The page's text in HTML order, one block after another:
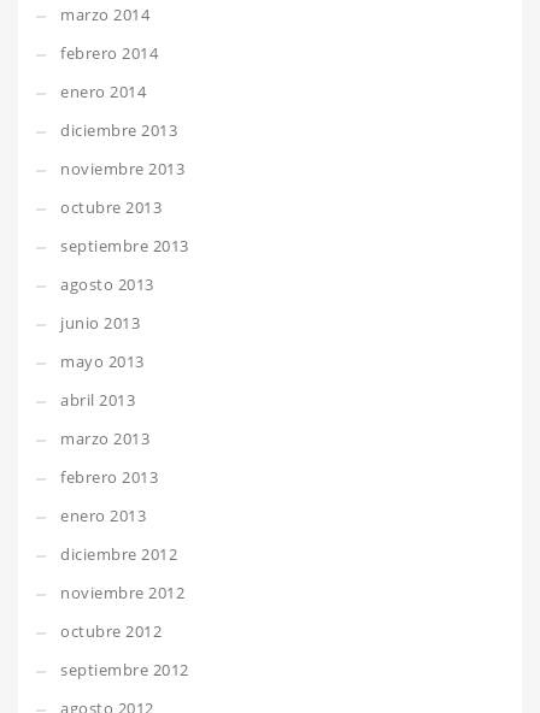
marzo 2014
febrero 2014
enero 2014
diciembre 2013
noviembre 2013
octubre 2013
septiembre 2013
agosto 2013
junio 2013
mayo 2013
abril 2013
marzo 2013
febrero 2013
enero 2013
diciembre 2012
noviembre 2012
octubre 2012
septiembre 2012
agosto 2012